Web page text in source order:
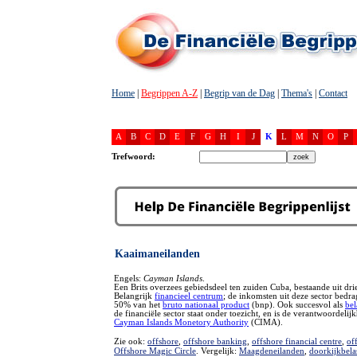
Home Begrippen A-Z Begrip van de Dag Thema's Contact
A B C D E F G H I J K L M N O P
Trefwoord:
Kaaimaneilanden
Engels: Cayman Islands
Een Brits overzees gebiedsdeel ten zuiden Cuba, bestaande uit
Belangrijk financieel centrum; de inkomsten uit deze sector
50% van het bruto nationaal product (bnp). Ook succesvol als
de financiële sector staat onder toezicht, en is de
Cayman Islands Monetory Authority (CIMA).
Zie ook: offshore offshore banking offshore financial centre
Offshore Magic Circle . Vergelijk: Maagdeneilanden